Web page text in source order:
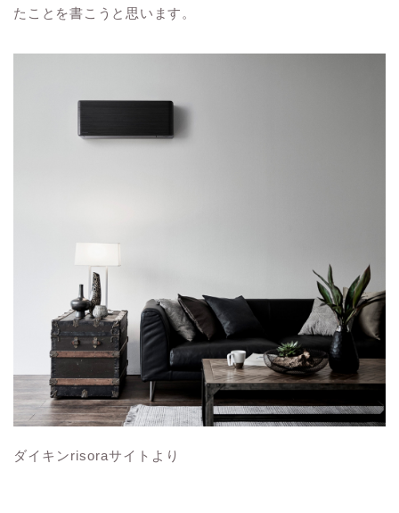
たことを書こうと思います。
ダイキンrisoraサイトより